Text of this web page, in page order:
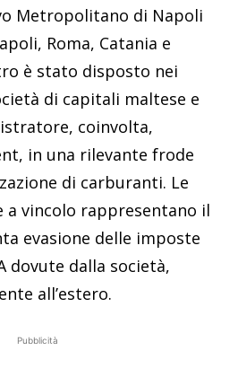
Metropolitano di Napoli
Roma, Catania e
è stato disposto nei
di capitali maltese e
coinvolta,
in una rilevante frode
di carburanti. Le
vincolo rappresentano il
evasione delle imposte
dovute dalla società,
all’estero.
Pubblicità